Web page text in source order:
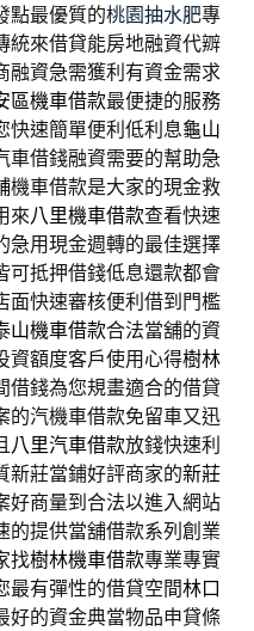
點最優質的桃園抽水肥專
統來借貸能房地融資代辧
融資急需獲利有資金需求
區機車借款最便捷的服務
快速簡單便利低利息龜山
車借錢融資需要的幫助急
機車借款是大家的現金救
來八里機車借款查看快速
急用現金週轉的最佳選擇
可抵押借錢低息還款都會
面快速審核便利借到門檻
山機車借款合法當舖的資
資額度客戶使用心得樹林
借錢為您規畫適合的借貸
的汽機車借款免留車又迅
八里汽車借款放錢快速利
新莊當鋪好評商家的新莊
好商量到合法以進入網站
的提供當舖借款系列創業
找樹林機車借款專業專實
最有彈性的借貸空間林口
好的資金典當物品申貸條